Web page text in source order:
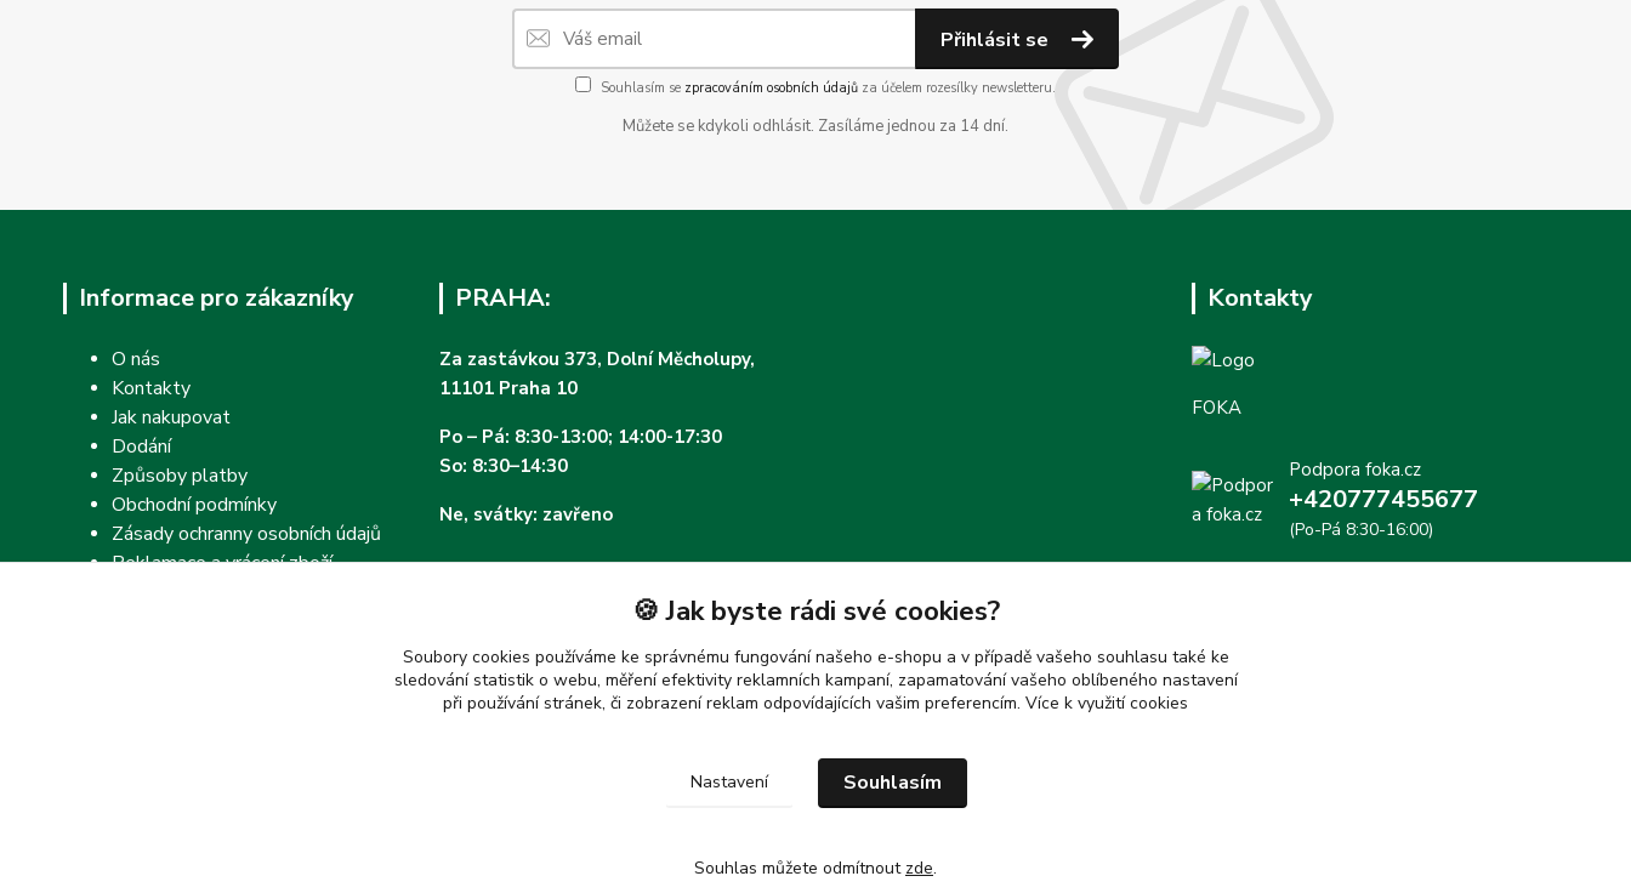
Přihlásit se
Souhlasím se zpracováním osobních údajů za účelem rozesílky newsletteru.
Můžete se kdykoli odhlásit. Zasíláme jednou za 14 dní.
Informace pro zákazníky
O nás
Kontakty
Jak nakupovat
Dodání
Způsoby platby
Obchodní podmínky
Zásady ochranny osobních údajů
Reklamace a vrácení zboží
PRAHA:
Za zastávkou 373, Dolní Měcholupy,
11101 Praha 10
Po – Pá: 8:30-13:00; 14:00-17:30
So: 8:30–14:30
Ne, svátky: zavřeno
Kontakty
FOKA
Podpora foka.cz
+420777455677
(Po-Pá 8:30-16:00)
🍪 Jak byste rádi své cookies?
Soubory cookies používáme ke správnému fungování našeho e-shopu a v případě vašeho souhlasu také ke
sledování statistik o webu, měření efektivity reklamních kampaní, zapamatování vašeho oblíbeného nastavení
při používání stránek, či zobrazení reklam odpovídajících vašim preferencím. Více k využití cookies
Nastavení Souhlasím
Souhlas můžete odmítnout zde.